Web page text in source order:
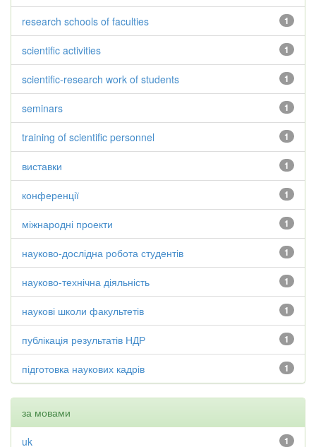
1
research schools of faculties
1
scientific activities
1
scientific-research work of students
1
seminars
1
training of scientific personnel
1
виставки
1
конференції
1
міжнародні проекти
1
науково-дослідна робота студентів
1
науково-технічна діяльність
1
наукові школи факультетів
1
публікація результатів НДР
1
підготовка наукових кадрів
за мовами
1
uk